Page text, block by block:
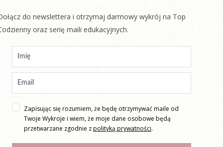
do newslettera i otrzymaj darmowy wykrój na Top
oraz serię maili edukacyjnych.
Zapisując się rozumiem, że będę otrzymywać maile od
Twoje Wykroje i wiem, że moje dane osobowe będą
przetwarzane zgodnie zpolityką prywatności.